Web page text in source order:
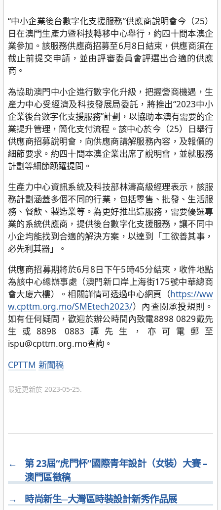
“中小企業後台數字化支援服務”供應商說明會今（25）
日在澳門生產力暨科技轉移中心舉行，約四十間本澳企
業參加。該服務供應商招募至6月8日結束，供應商須在
截止前提交申請，並由評審委員會評選出合適的供應
商。
為協助澳門中小企進行數字化升級，把握營商機遇，生
產力中心受經濟及科技發展局委託，將推出“2023中小
企業後台數字化支援服務”計劃，以協助本澳有需要的企
業提升管理，簡化支付流程。該中心於今（25）日舉行
供應商招募說明會，向供應商講解服務內容，及報價的
細節要求。約四十間本澳企業出席了說明會，並就服務
計劃等細節踴躍提問。
生產力中心資訊系統及科技部林濤高級經理表示，該服
務計劃涵蓋多個不同的行業，包括零售、批發、生活服
務、餐飲、製造業等。為更好推出這服務，需要優選專
業的系統供應商，提供後台數字化支援服務，讓不同中
小企均能找到合適的解決方案，以達到「工欲善其事，
必先利其器」。
供應商招募期將於6月8日下午5時45分結束，收件地點
為該中心總辦事處（澳門新口岸上海街175號中華總商
會大廈六樓）。相關詳情可透過中心網頁（https://ww
w.cpttm.org.mo/SMEtech2023/）內查閱承投規則。
如有任何疑問，歡迎於辦公時間內致電8898 0829戴先
生或8898 0883譚先生，亦可電郵至
ispu@cpttm.org.mo查詢。
分
CPTTM 新聞稿
最近更新於 2023-05-25.
←
第 23屆“虎門杯”國際青年設計（女裝）大賽 –
澳門區徵稿
→
時尚新生─大灣區時裝設計新秀作品展